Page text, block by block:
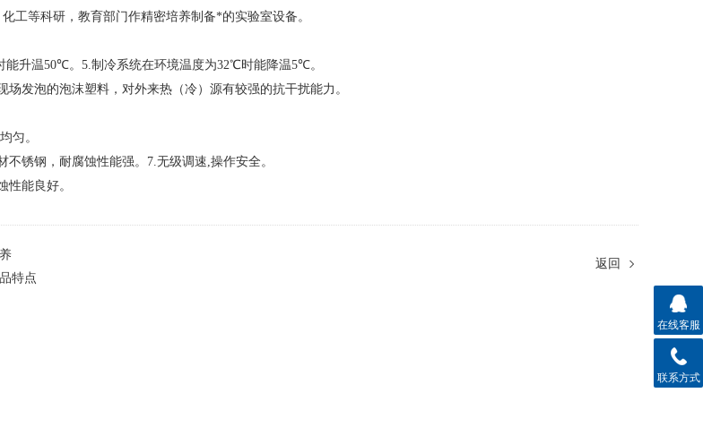
工等科研，教育部门作精密培养制备*的实验室设备。
能升温50℃。 5.制冷系统在环境温度为32℃时能降温5℃。
场发泡的泡沫塑料，对外来热（冷）源有较强的抗干扰能力。
匀。
不锈钢，耐腐蚀性能强。 7.无级调速,操作安全。
性能良好。
特点
返回
在线客服
联系方式